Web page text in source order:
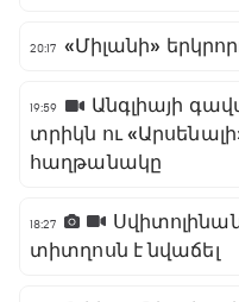
20:17 «Միլանի»
19:59
Անգլիայի
տրիկն ու
հաղթանակը
18:27
տիտղոսն է նվաճել